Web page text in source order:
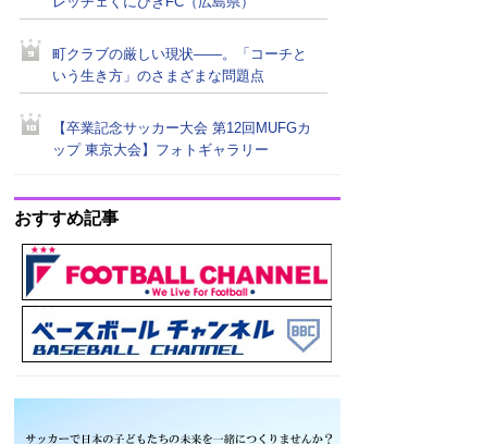
町クラブの厳しい現状――。「コーチと
いう生き方」のさまざまな問題点
【卒業記念サッカー大会 第12回MUFGカ
ップ 東京大会】フォトギャラリー
おすすめ記事